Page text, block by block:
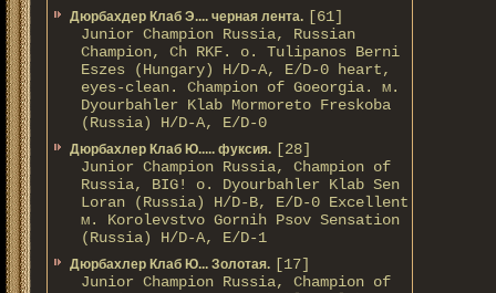
Дюрбахдер Клаб Э.... черная лента. [61]
Junior Champion Russia, Russian
Champion, Ch RKF. о. Tulipanos Berni
Eszes (Hungary) H/D-A, E/D-0 heart,
eyes-clean. Champion of Gоeorgia. м.
Dyourbahler Klab Mormoreto Freskoba
(Russia) H/D-А, E/D-0
Дюрбахлер Клаб Ю..... фуксия. [28]
Junior Champion Russia, Champion of
Russia, BIG! о. Dyourbahler Klab Sen
Loran (Russia) H/D-B, E/D-0 Excellent
м. Korolevstvo Gornih Psov Sensation
(Russia) H/D-A, E/D-1
Дюрбахлер Клаб Ю... Золотая. [17]
Junior Champion Russia, Champion of